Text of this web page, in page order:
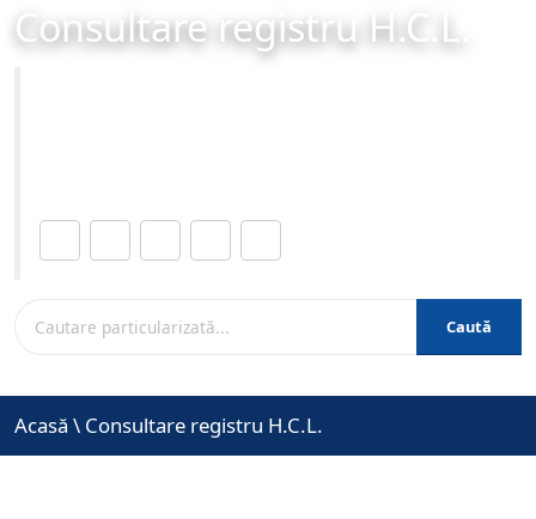
Consultare registru H.C.L.
Caută
Acasă \ Consultare registru H.C.L.